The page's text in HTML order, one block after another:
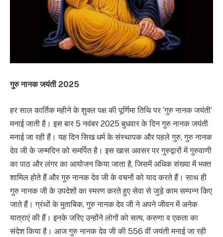
गुरु नानक जयंती 2025
हर साल कार्तिक महीने के शुक्ल पक्ष की पूर्णिमा तिथि पर ‘गुरु नानक जयंती’
मनाई जाती है। इस बार 5 नवंबर 2025 बुधवार के दिन गुरु नानक जयंती
मनाई जा रही हैं। यह दिन सिख धर्म के संस्थापक और पहले गुरु, गुरु नानक
देव जी के जन्मदिन को समर्पित है। इस खास अवसर पर गुरुद्वारों में गुरुवाणी
का पाठ और लंगर का आयोजन किया जाता है, जिसमें अधिक संख्या में भक्त
शामिल होते हैं और गुरु नानक देव जी के वचनों को याद करते हैं। साथ ही
गुरु नानक जी के उपदेशों का स्मरण करते हुए सेवा से जुड़े काम सम्पन्न किए
जाते हैं। ग्रंथों के मुताबिक, गुरु नानक देव जी ने अपने जीवन में अनेक
यात्राएं की हैं। इनके जरिए उन्होंने लोगों को सत्य, करुणा व एकता का
संदेश किया है। आज गुरु नानक देव जी की 556 वीं जयंती मनाई जा रही